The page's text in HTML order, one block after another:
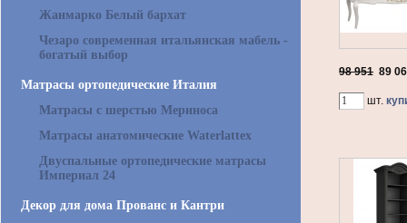
Жанмарко Белый бархат
Чезаро современная итальянская мабель -
богатый выбор
Матрасы ортопедические Италия
Матрасы с шерстью Мериноса
Матрасы анатомические Waterlattex
Двуспальные ортопедические матрасы
Империал 24
Декор для дома Прованс и Кантри
98 951 89
шт.